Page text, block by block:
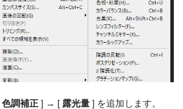
色調補正] → [ 露光量] を追加します。